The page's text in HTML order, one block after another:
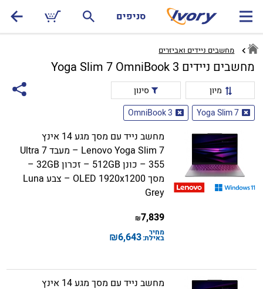
סניפים
מחשבים ניידים ואביזרים
מחשבים ניידים Yoga Slim 7 OmniBook 3
מיון
סינון
Yoga Slim 7
OmniBook 3
מחשב נייד עם מסך מגע 14 אינץ
Lenovo Yoga Slim 7 – מעבד Ultra 7
355 – כונן 512GB – זכרון 32GB –
מסך OLED 1920x1200 – צבע Luna
Grey
7,839
₪
מחיר
באילת:6,643
₪
מחשב נייד עם מסך מגע 14 אינץ